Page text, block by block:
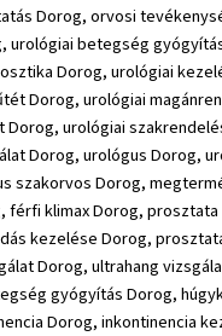
Dorog, orvosi
urológiai betegség
Dorog, urológiai
Dorog, urológiai
Dorog, urológiai
Dorog, urológus Dorog,
szakorvos Dorog,
férfi klimax Dorog, prosztata
kezelése Dorog,
Dorog, ultrahang
gyógyítás Dorog,
Dorog, inkontinencia